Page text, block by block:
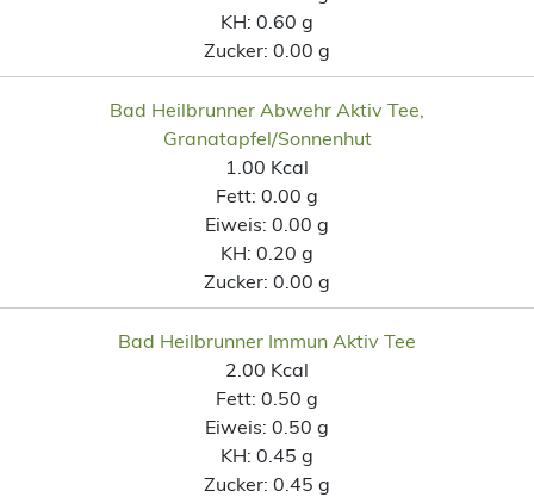
KH: 0.60 g
Zucker: 0.00 g
Bad Heilbrunner Abwehr Aktiv Tee,
Granatapfel/Sonnenhut
1.00 Kcal
Fett: 0.00 g
Eiweis: 0.00 g
KH: 0.20 g
Zucker: 0.00 g
Bad Heilbrunner Immun Aktiv Tee
2.00 Kcal
Fett: 0.50 g
Eiweis: 0.50 g
KH: 0.45 g
Zucker: 0.45 g